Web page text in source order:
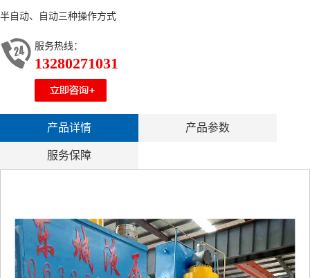
半自动、自动三种操作方式
服务热线：
13280271031
产品详情 产品参数
服务保障